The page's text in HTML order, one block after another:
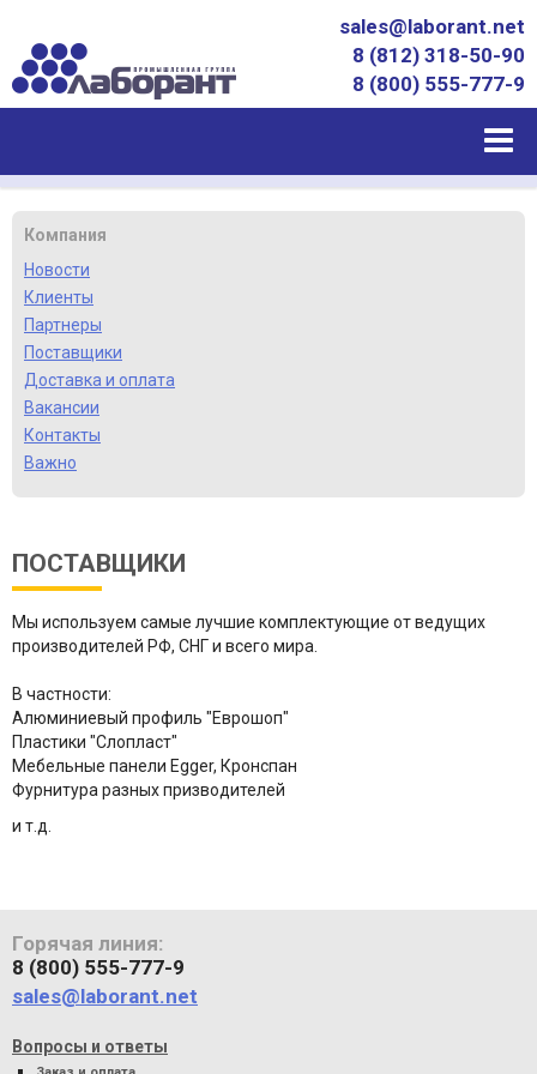
sales@laborant.net
8 (812) 318-50-90
8 (800) 555-777-9
Компания
Новости
Клиенты
Партнеры
Поставщики
Доставка и оплата
Вакансии
Контакты
Важно
ПОСТАВЩИКИ
Мы используем самые лучшие комплектующие от ведущих
производителей РФ, СНГ и всего мира.
В частности:
Алюминиевый профиль "Еврошоп"
Пластики "Слопласт"
Мебельные панели Egger, Кронспан
Фурнитура разных призводителей
и т.д.
Горячая линия:
8 (800) 555-777-9
sales@laborant.net
Вопросы и ответы